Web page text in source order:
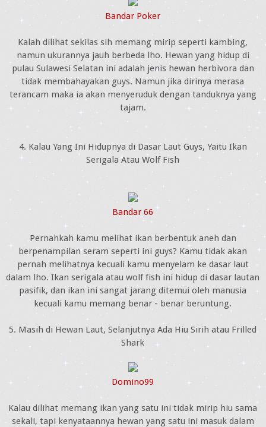
Bandar Poker
Kalah dilihat sekilas sih memang mirip seperti kambing,
namun ukurannya jauh berbeda lho. Hewan yang hidup di
pulau Sulawesi Selatan ini adalah jenis hewan herbivora dan
tidak membahayakan guys. Namun jika dirinya merasa
terancam maka ia akan menyeruduk dengan tanduknya yang
tajam.
4. Kalau Yang Ini Hidupnya di Dasar Laut Guys, Yaitu Ikan
Serigala Atau Wolf Fish
Bandar 66
Pernahkah kamu melihat ikan berbentuk aneh dan
berpenampilan seram seperti ini guys? Kamu tidak akan
pernah melihatnya kecuali kamu menyelam ke dasar laut
dalam lho. Ikan serigala atau wolf fish ini hidup di dasar lautan
pasifik, dan ikan ini sangat jarang ditemui oleh manusia
kecuali kamu memang benar - benar beruntung.
5. Masih di Hewan Laut, Selanjutnya Ada Hiu Sirih atau Frilled
Shark
Domino99
Kalau dilihat memang ikan yang satu ini tidak mirip hiu sama
sekali, tapi kenyataannya hewan yang satu ini masuk dalam